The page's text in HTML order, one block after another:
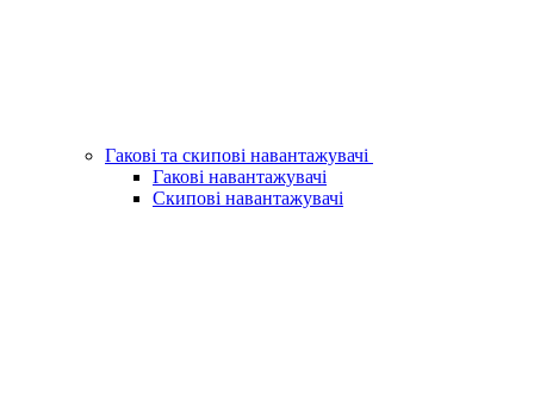
Гакові та скипові навантажувачі
Гакові навантажувачі
Скипові навантажувачі